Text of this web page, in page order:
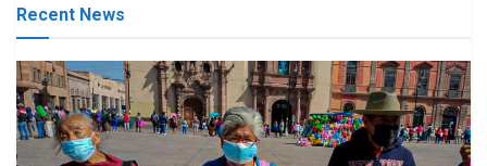
Recent News